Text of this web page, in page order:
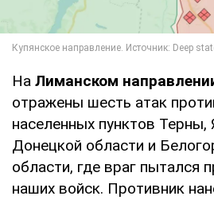
На Лиманском
отражены шесть атак
населенных пунктов
Донецкой области и
области, где враг пытался
наших войск. Противник